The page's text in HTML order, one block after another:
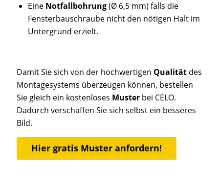
Eine Notfallbohrung(Ø 6,5 mm) falls die
Fensterbauschraube nicht den nötigen Halt im
Untergrund erzielt.
Damit Sie sich von der hochwertigen Qualitätdes
Montagesystems überzeugen können, bestellen
Sie gleich ein kostenloses Muster bei CELO.
Dadurch verschaffen Sie sich selbst ein besseres
Bild.
Hier gratis Muster anfordern!